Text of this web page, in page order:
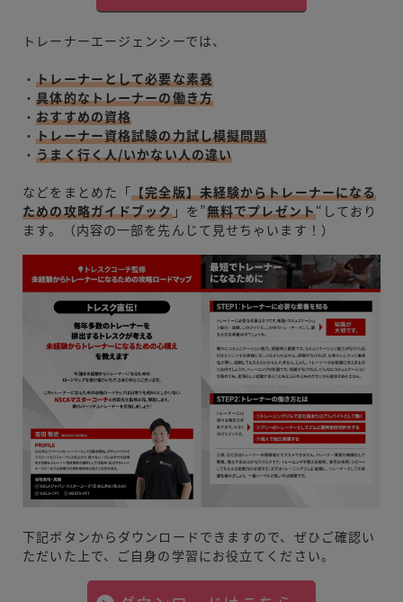
トレーナーエージェンシーでは、
・トレーナーとして必要な素養
・具体的なトレーナーの働き方
・おすすめの資格
・トレーナー資格試験の力試し模擬問題
・うまく行く人/いかない人の違い
などをまとめた「【完全版】未経験からトレーナーになる
ための攻略ガイドブック」を”無料でプレゼント“しており
ます。（内容の一部を先んじて見せちゃいます！）
下記ボタンからダウンロードできますので、ぜひご確認い
ただいた上で、ご自身の学習にお役立てください。